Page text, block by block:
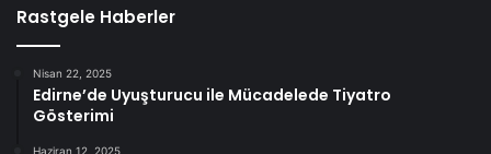
Rastgele Haberler
Nisan 22, 2025
Edirne’de Uyuşturucu ile Mücadelede Tiyatro
Gösterimi
Haziran 12, 2025